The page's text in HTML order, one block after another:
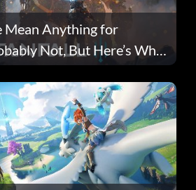
Mean Anything for
Not, But Here’s Why